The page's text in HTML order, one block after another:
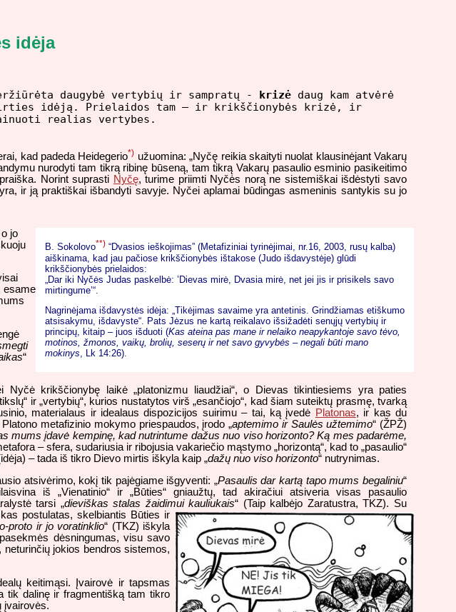
idėja
daugybė vertybių ir sampratų - krizė daug kam atvėrė
idėją. Prielaidos tam – ir krikščionybės krizė, ir
realias vertybes.
kad padeda Heidegerio*) užuomina: „Nyčę reikia skaityti nuolat klausinėjant Vakarų
nurodyti tam tikrą ribinę būseną, tam tikrą Vakarų pasaulio esminio pasikeitimo
Norint suprasti Nyčę, turime priimti Nyčės norą ne sistemiškai išdėstyti savo
ir ją praktiškai išbandyti savyje. Nyčei aplamai būdingas asmeninis santykis su jo
B. Sokolovo**) “Dvasios ieškojimas” (Metafiziniai tyrinėjimai, nr.16, 2003, rusų kalba)
aiškinama, kad jau pačiose krikščionybės ištakose (Judo išdavystėje) glūdi
krikščionybės prielaidos:
„Dar iki Nyčės Judas paskelbė: ’Dievas mirė, Dvasia mirė, net jei jis ir prisikels savo
mirtingume’“.
Nagrinėjama išdavystės idėja: „Tikėjimas savaime yra antetinis. Grindžiamas etiškumo
atsisakymu, išdavyste“. Pats Jėzus ne kartą reikalavo išsižadėti senųjų vertybių ir
principų, kitaip – juos išduoti (Kas ateina pas mane ir nelaiko neapykantoje savo tėvo,
motinos, žmonos, vaikų, brolių, seserų ir net savo gyvybės – negali būti mano
mokinys , Lk 14:26).
jo
esame
“
Nyčė krikščionybę laikė „platonizmu liaudžiai“, o Dievas tikintiesiems yra paties
ir „vertybių“, kurios nustatytos virš „esančiojo“, kad šiam suteiktų prasmę, tvarką
materialaus ir idealaus dispozicijos suirimu – tai, ką įvedė Platonas, ir kas du
metafizinio mokymo priespaudos, įrodo „aptemimo ir Saulės užtemimo“ (ŽPŽ)
mums įdavė kempinę, kad nutrintume dažus nuo viso horizonto? Ką mes padarėme,
– sfera, sudariusia ir ribojusia vakariečio mąstymo „horizontą“, kad to „pasaulio“
– tada iš tikro Dievo mirtis iškyla kaip „dažų nuo viso horizonto“ nutrynimas.
atsivėrimo, kokį tik pajėgiame išgyventi: „Pasaulis dar kartą tapo mums begaliniu“
iš „Vienatinio“ ir „Būties“ gniaužtų, tad akiračiui atsiveria visas pasaulio
tarsi „dieviškas stalas žaidimui kauliukais“ (Taip kalbėjo Zaratustra, TKZ). Su
postulatas, skelbiantis Būties ir
proto ir jo voratinklio“ (TKZ) iškyla
dėsningumas, visu savo
jokios bendros sistemos,
keitimąsi. Įvairovė ir tapsmas
tik dalinę ir fragmentišką tam tikro
įvairovės.